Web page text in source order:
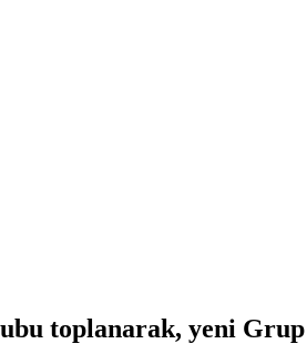
toplanarak, yeni